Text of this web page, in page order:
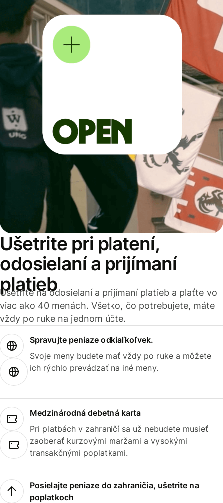
Ušetrite pri platení,
odosielaní a prijímaní
platieb
Ušetrite na odosielaní a prijímaní platieb a plaťte vo
viac ako 40 menách. Všetko, čo potrebujete, máte
vždy po ruke na jednom účte.
Spravujte peniaze odkiaľkoľvek.
Svoje meny budete mať vždy po ruke a môžete
ich rýchlo prevádzať na iné meny.
Medzinárodná debetná karta
Pri platbách v zahraničí sa už nebudete musieť
zaoberať kurzovými maržami a vysokými
transakčnými poplatkami.
Posielajte peniaze do zahraničia, ušetrite na
poplatkoch